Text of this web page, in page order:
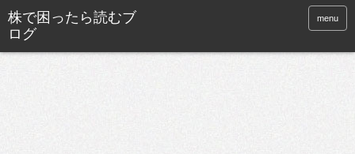
株で困ったら読むブ
ログ
menu